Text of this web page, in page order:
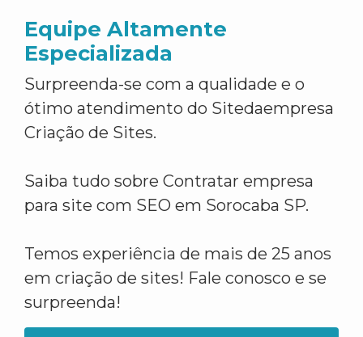
Equipe Altamente
Especializada
Surpreenda-se com a qualidade e o
ótimo atendimento do Sitedaempresa
Criação de Sites.
Saiba tudo sobre Contratar empresa
para site com SEO em Sorocaba SP.
Temos experiência de mais de 25 anos
em criação de sites! Fale conosco e se
surpreenda!